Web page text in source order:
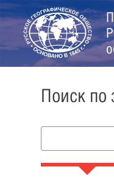
Поиск по